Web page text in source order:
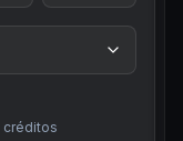
créditos